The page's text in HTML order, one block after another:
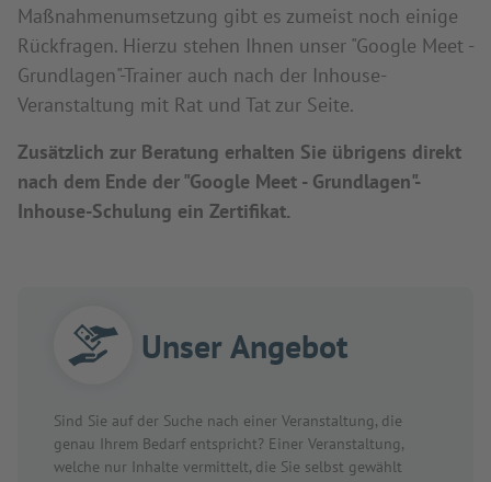
Maßnahmenumsetzung gibt es zumeist noch einige
Rückfragen. Hierzu stehen Ihnen unser "Google Meet -
Grundlagen"-Trainer auch nach der Inhouse-
Veranstaltung mit Rat und Tat zur Seite.
Zusätzlich zur Beratung erhalten Sie übrigens direkt
nach dem Ende der "Google Meet - Grundlagen"-
Inhouse-Schulung ein Zertifikat.
Unser Angebot
Sind Sie auf der Suche nach einer Veranstaltung, die
genau Ihrem Bedarf entspricht? Einer Veranstaltung,
welche nur Inhalte vermittelt, die Sie selbst gewählt